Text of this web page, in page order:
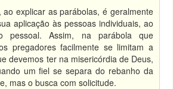
ao explicar as parábolas, é geralmente
aplicação às pessoas individuais, ao
pessoal. Assim, na parábola que
pregadores facilmente se limitam a
devemos ter na misericórdia de Deus,
um fiel se separa do rebanho da
mas o busca com solicitude.